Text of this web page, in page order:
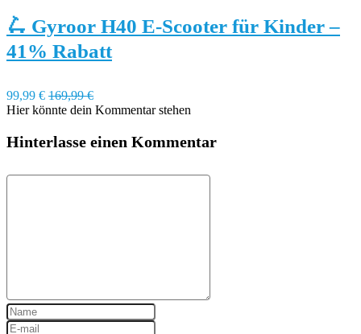
🛴 Gyroor H40 E-Scooter für Kinder –
41% Rabatt
99,99 € 169,99 €
Hier könnte dein Kommentar stehen
Hinterlasse einen Kommentar